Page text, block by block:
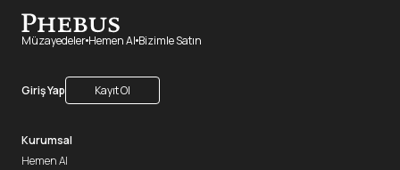
Müzayedeler Hemen Al Bizimle Satın
Giriş Yap Kayıt Ol
Kurumsal
Hemen Al